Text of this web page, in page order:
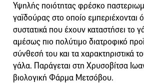
Υψηλής ποιότητας φρέσκο
γαϊδούρας στο οποίο εμπεριέχονται
συστατικά που έχουν καταστήσει το
αμέσως πιο πολύτιμο διατροφικό
σύνθεσή του και τα χαρακτηριστικά
γάλα. Παράγεται στη Χρυσοβίτσα
βιολογική Φάρμα Μετσόβου.